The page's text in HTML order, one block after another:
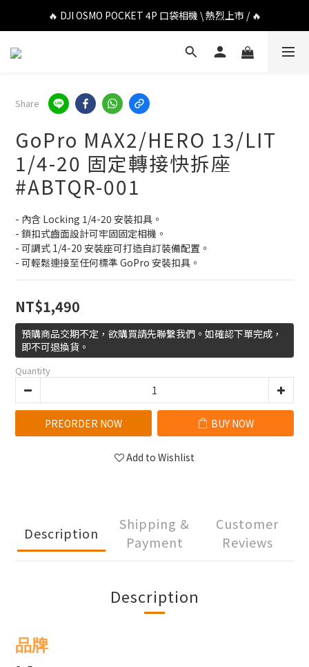
🔥 DJI OSMO POCKET 4P 口袋相機 \ 熱烈上市 / 🔥
🔥 DJI OSMO POCKET 4P 口袋相機 \ 熱烈上市 / 🔥
🔥 Insta360 Luna Ultra 雲台相機 \ 熱烈上市 / 🔥
🔥 DJI OSMO POCKET 4P 口袋相機 \ 熱烈上市 / 🔥
Share
GoPro MAX2/HERO 13/LIT
1/4-20 固定轉接快拆座
#ABTQR-001
- 內含 Locking 1/4-20 安裝扣具。
- 鎖扣式齒面設計可牢固固定相機。
- 可調式 1/4-20 安裝座可打造自訂裝備配置。
- 可輕鬆連接至任何標準 GoPro 安裝扣具。
NT$1,490
預購商品交期不定，欲購買請先聯繫我們。如確認下單完成，
即不可退換貨。
Quantity
PREORDER NOW BUY NOW
Add to Wishlist
Description
Shipping &
Payment
Customer
Reviews
Description
品牌